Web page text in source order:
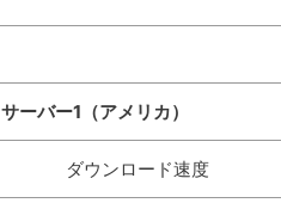
サーバー1（アメリカ）
ダウンロード速度